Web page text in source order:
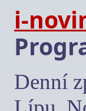
i-
Denní